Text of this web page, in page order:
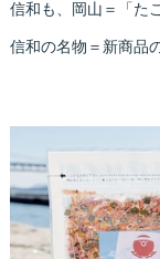
信和も、岡山＝「た
信和の名物＝新商品